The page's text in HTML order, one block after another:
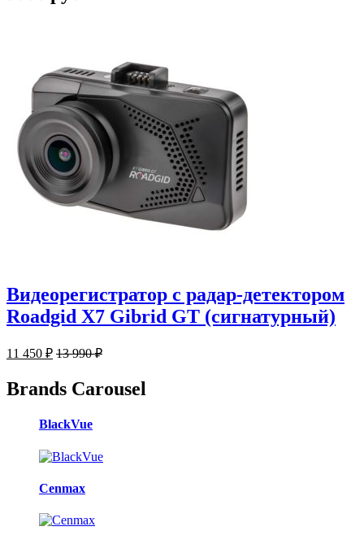
Видеорегистратор с радар-детектором
Roadgid X7 Gibrid GT (сигнатурный)
11 450 ₽ 13 990₽
Brands Carousel
BlackVue
Cenmax